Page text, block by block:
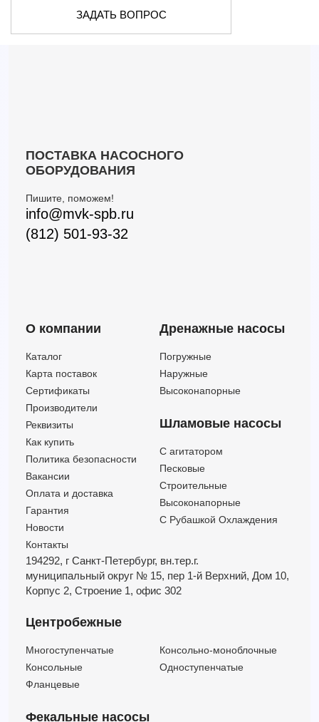
VXm 20/50-MF 10m
—
VXm 20/50-ST 10m
— —
2
ЗАДАТЬ ВОПРОС
ПОСТАВКА НАСОСНОГО
ОБОРУДОВАНИЯ
Пишите, поможем!
info@mvk-spb.ru
(812) 501-93-32
О компании
Каталог
Карта поставок
Сертификаты
Производители
Реквизиты
Как купить
Политика безопасности
Вакансии
Оплата и доставка
Гарантия
Новости
Контакты
Дренажные насосы
Погружные
Наружные
Высоконапорные
Шламовые насосы
C агитатором
Песковые
Строительные
Высоконапорные
С Рубашкой Охлаждения
194292, г Санкт-Петербург, вн.тер.г.
муниципальный округ № 15, пер 1-й Верхний, Дом 10,
Корпус 2, Строение 1, офис 302
Центробежные
Многоступенчатые
Консольно-моноблочные
Консольные
Одноступенчатые
Фланцевые
Фекальные насосы